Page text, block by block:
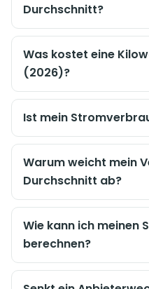
Durchschnitt?
Was kostet eine
(2026)?
Ist mein
Warum weicht mein
Durchschnitt ab?
Wie kann ich meinen
berechnen?